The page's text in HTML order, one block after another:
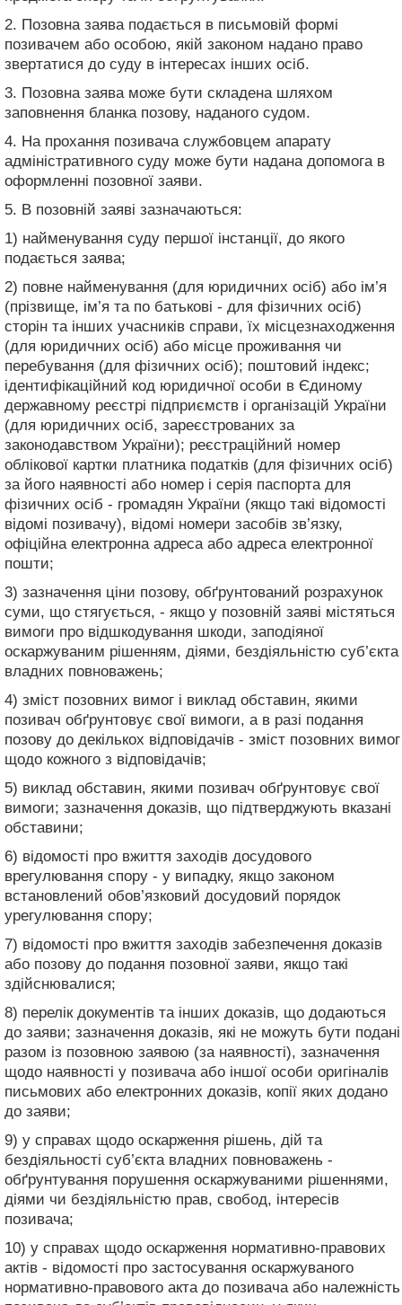
2. Позовна заява подається в письмовій формі
позивачем або особою, якій законом надано право
звертатися до суду в інтересах інших осіб.
3. Позовна заява може бути складена шляхом
заповнення бланка позову, наданого судом.
4. На прохання позивача службовцем апарату
адміністративного суду може бути надана допомога в
оформленні позовної заяви.
5. В позовній заяві зазначаються:
1) найменування суду першої інстанції, до якого
подається заява;
2) повне найменування (для юридичних осіб) або ім’я
(прізвище, ім’я та по батькові - для фізичних осіб)
сторін та інших учасників справи, їх місцезнаходження
(для юридичних осіб) або місце проживання чи
перебування (для фізичних осіб); поштовий індекс;
ідентифікаційний код юридичної особи в Єдиному
державному реєстрі підприємств і організацій України
(для юридичних осіб, зареєстрованих за
законодавством України); реєстраційний номер
облікової картки платника податків (для фізичних осіб)
за його наявності або номер і серія паспорта для
фізичних осіб - громадян України (якщо такі відомості
відомі позивачу), відомі номери засобів зв’язку,
офіційна електронна адреса або адреса електронної
пошти;
3) зазначення ціни позову, обґрунтований розрахунок
суми, що стягується, - якщо у позовній заяві містяться
вимоги про відшкодування шкоди, заподіяної
оскаржуваним рішенням, діями, бездіяльністю суб’єкта
владних повноважень;
4) зміст позовних вимог і виклад обставин, якими
позивач обґрунтовує свої вимоги, а в разі подання
позову до декількох відповідачів - зміст позовних вимог
щодо кожного з відповідачів;
5) виклад обставин, якими позивач обґрунтовує свої
вимоги; зазначення доказів, що підтверджують вказані
обставини;
6) відомості про вжиття заходів досудового
врегулювання спору - у випадку, якщо законом
встановлений обов’язковий досудовий порядок
урегулювання спору;
7) відомості про вжиття заходів забезпечення доказів
або позову до подання позовної заяви, якщо такі
здійснювалися;
8) перелік документів та інших доказів, що додаються
до заяви; зазначення доказів, які не можуть бути подані
разом із позовною заявою (за наявності), зазначення
щодо наявності у позивача або іншої особи оригіналів
письмових або електронних доказів, копії яких додано
до заяви;
9) у справах щодо оскарження рішень, дій та
бездіяльності суб’єкта владних повноважень -
обґрунтування порушення оскаржуваними рішеннями,
діями чи бездіяльністю прав, свобод, інтересів
позивача;
10) у справах щодо оскарження нормативно-правових
актів - відомості про застосування оскаржуваного
нормативно-правового акта до позивача або належність